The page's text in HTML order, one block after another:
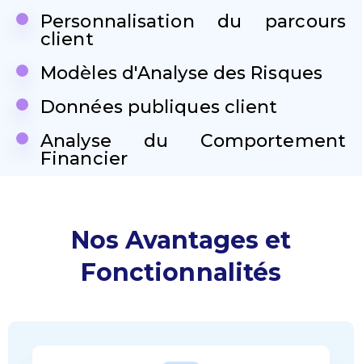
Personnalisation du parcours
client
Modèles d'Analyse des Risques
Données publiques client
Analyse du Comportement
Financier
Nos Avantages et
Fonctionnalités